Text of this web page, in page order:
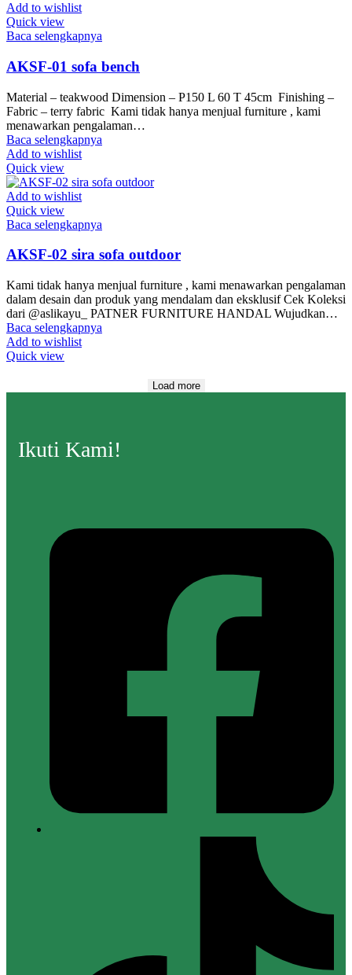
Add to wishlist
Quick view
Baca selengkapnya
AKSF-01 sofa bench
Material – teakwood Dimension – P150 L 60 T 45cm Finishing –
Fabric – terry fabric Kami tidak hanya menjual furniture , kami
menawarkan pengalaman…
Baca selengkapnya
Add to wishlist
Quick view
Add to wishlist
Quick view
Baca selengkapnya
AKSF-02 sira sofa outdoor
Kami tidak hanya menjual furniture , kami menawarkan pengalaman
dalam desain dan produk yang mendalam dan eksklusif Cek Koleksi
dari @aslikayu_ PATNER FURNITURE HANDAL Wujudkan…
Baca selengkapnya
Add to wishlist
Quick view
Load more
Ikuti Kami!